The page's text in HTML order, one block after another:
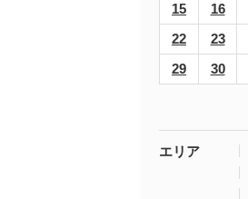
15
16
22
23
29
30
エリア